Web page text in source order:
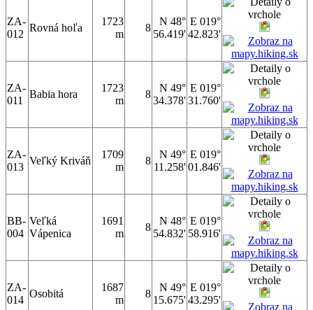
ZA-
012
Rovná hoľa
1723
m
8
N 48°
56.419'
E 019°
42.823'
ZA-
011
Babia hora
1723
m
8
N 49°
34.378'
E 019°
31.760'
ZA-
013
Veľký Kriváň
1709
m
8
N 49°
11.258'
E 019°
01.846'
BB-
004
Veľká
Vápenica
1691
m
8
N 48°
54.832'
E 019°
58.916'
ZA-
014
Osobitá
1687
m
8
N 49°
15.675'
E 019°
43.295'